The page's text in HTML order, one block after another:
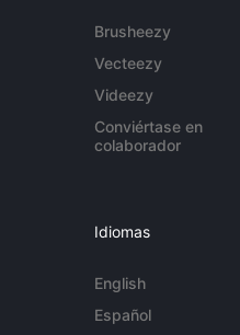
Brusheezy
Vecteezy
Videezy
Conviértase en
colaborador
Idiomas
English
Español